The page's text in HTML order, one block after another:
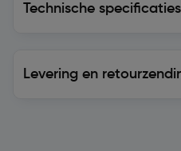
Technische specificaties
Levering en